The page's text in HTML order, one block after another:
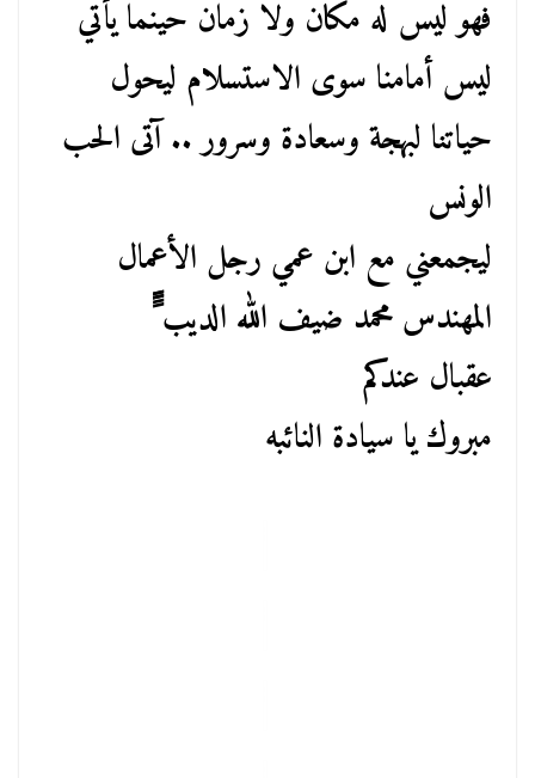
فهو ليس له مكان ولا زمان حينما يأتي
ليس أمامنا سوى الاستسلام ليحول
حياتنا لبهجة وسعادة وسرور .. آتى الحب
الونس
ليجمعني مع ابن عمي رجل الأعمال
المهندس محمد ضيف الله الديب ًًً
عقبال عندكم
مبروك يا سيادة النائبه